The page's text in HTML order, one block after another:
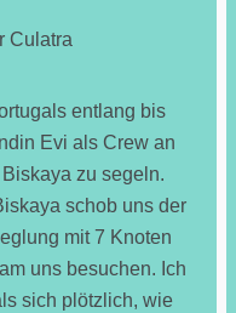
Culatra
entlang bis
Evi als Crew an
zu segeln.
schob uns der
mit 7 Knoten
uns besuchen. Ich
sich plötzlich, wie